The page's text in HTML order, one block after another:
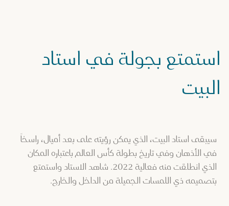
استمتع بجولة في استاد
البيت
سيبقى استاد البيت، الذي يمكن رؤيته على بعد أميال، راسخاً
في الأذهان وفي تاريخ بطولة كأس العالم باعتباره المكان
الذي انطلقت منه فعالية 2022. شاهد الاستاد واستمتع
بتصميمه ذي اللمسات الجميلة من الداخل والخارج.